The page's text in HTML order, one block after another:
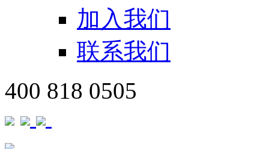
加入我们
联系我们
400 818 0505